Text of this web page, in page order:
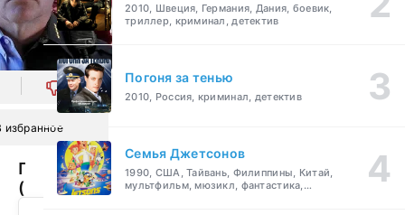
0
избранное
Послание
(2020)
2010, Швеция, Германия, Дания, боевик,
триллер, криминал, детектив
Погоня за тенью
2010, Россия, криминал, детектив
Семья Джетсонов
1990, США, Тайвань, Филиппины, Китай,
мультфильм, мюзикл, фантастика,